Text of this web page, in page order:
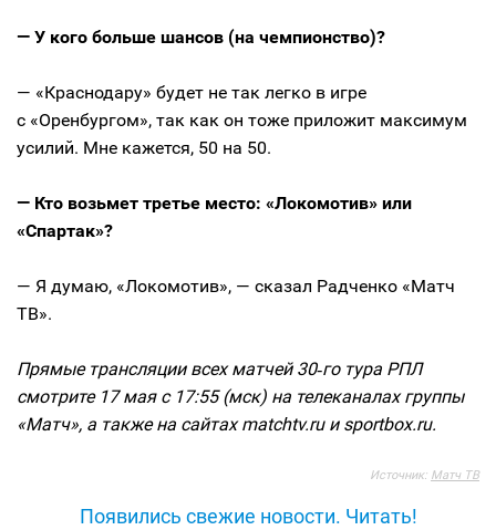
— У кого больше шансов (на чемпионство)?
— «Краснодару» будет не так легко в игре
с «Оренбургом», так как он тоже приложит максимум
усилий. Мне кажется, 50 на 50.
— Кто возьмет третье место: «Локомотив» или
«Спартак»?
— Я думаю, «Локомотив», — сказал Радченко «Матч
ТВ».
Прямые трансляции всех матчей 30‑го тура РПЛ
смотрите 17 мая с 17:55 (мск) на телеканалах группы
«Матч», а также на сайтах matchtv.ru и sportbox.ru.
Источник: Матч ТВ
Появились свежие новости. Читать!